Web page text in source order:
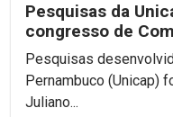
Pesquisas da
congresso de
Pesquisas
Pernambuco (Unicap)
Juliano...